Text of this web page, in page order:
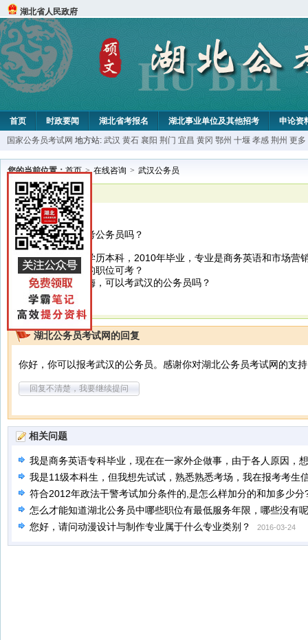
湖北省人民政府
首页 时政要闻 湖北省考报名 湖北事业单位及其他招考
申论资
国家公务员考试网 地方站: 武汉 黄石 襄阳 荆门 宜昌 黄冈 鄂州 十堰 孝感 荆州 更多
您的当前位置：首页 > 在线咨询 > 武汉公务员
已解决
武汉公务员
我的条件可以报考公务员吗？
老师好，我最高学历本科，2010年毕业，专业是商务英语和市场营
担心有没有适合的职位可考？
我户口在黄冈黄梅，可以考武汉的公务员吗？
湖北公务员考试网的回复
你好，你可以报考武汉的公务员。感谢你对湖北公务员考试网的支
回复不清楚，我要继续提问
相关问题
我是商务英语专科毕业，现在在一家外企做事，由于各人原因，
教师资格证，不知道是否可以报名呢？
2014-02-12
我是11级本科生，但我想先试试，熟悉熟悉考场，我在报考考生
笔试，这样会不会对我明年正式参加公务员有不好的影响，谢谢。
符合2012年政法干警考试加分条件的,是怎么样加分的和加多少分
怎么才能知道湖北公务员中哪些职位有最低服务年限，哪些没有
2013-10-11
您好，请问动漫设计与制作专业属于什么专业类别？ 2016-03-24